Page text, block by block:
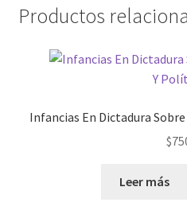
Productos
Infancias En Dictadura
$
Leer más